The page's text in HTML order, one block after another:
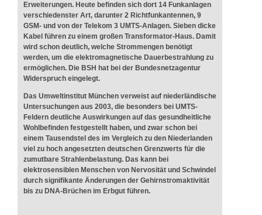
Erweiterungen. Heute befinden sich dort 14 Funkanlagen
verschiedenster Art, darunter 2 Richtfunkantennen, 9
GSM- und von der Telekom 3 UMTS-Anlagen. Sieben dicke
Kabel führen zu einem großen Transformator-Haus. Damit
wird schon deutlich, welche Strommengen benötigt
werden, um die elektromagnetische Dauerbestrahlung zu
ermöglichen. Die BSH hat bei der Bundesnetzagentur
Widerspruch eingelegt.
Das Umweltinstitut München verweist auf niederländische
Untersuchungen aus 2003, die besonders bei UMTS-
Feldern deutliche Auswirkungen auf das gesundheitliche
Wohlbefinden festgestellt haben, und zwar schon bei
einem Tausendstel des im Vergleich zu den Niederlanden
viel zu hoch angesetzten deutschen Grenzwerts für die
zumutbare Strahlenbelastung. Das kann bei
elektrosensiblen Menschen von Nervosität und Schwindel
durch signifikante Änderungen der Gehirnstromaktivität
bis zu DNA-Brüchen im Erbgut führen.